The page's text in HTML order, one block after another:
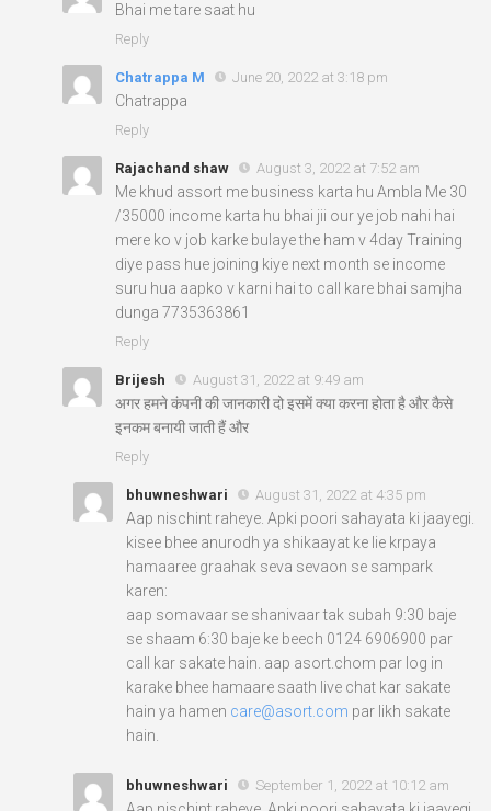
Bhai me tare saat hu
Reply
Chatrappa M June 20, 2022 at 3:18 pm
Chatrappa
Reply
Rajachand shaw August 3, 2022 at 7:52 am
Me khud assort me business karta hu Ambla Me 30
/35000 income karta hu bhai jii our ye job nahi hai
mere ko v job karke bulaye the ham v 4day Training
diye pass hue joining kiye next month se income
suru hua aapko v karni hai to call kare bhai samjha
dunga 7735363861
Reply
Brijesh August 31, 2022 at 9:49 am
अगर हमने कंपनी की जानकारी दो इसमें क्या करना होता है और कैसे
इनकम बनायी जाती हैं और
Reply
bhuwneshwari August 31, 2022 at 4:35 pm
Aap nischint raheye. Apki poori sahayata ki jaayegi.
kisee bhee anurodh ya shikaayat ke lie krpaya
hamaaree graahak seva sevaon se sampark
karen:
aap somavaar se shanivaar tak subah 9:30 baje
se shaam 6:30 baje ke beech 0124 6906900 par
call kar sakate hain. aap asort.chom par log in
karake bhee hamaare saath live chat kar sakate
hain ya hamen care@asort.com par likh sakate
hain.
bhuwneshwari September 1, 2022 at 10:12 am